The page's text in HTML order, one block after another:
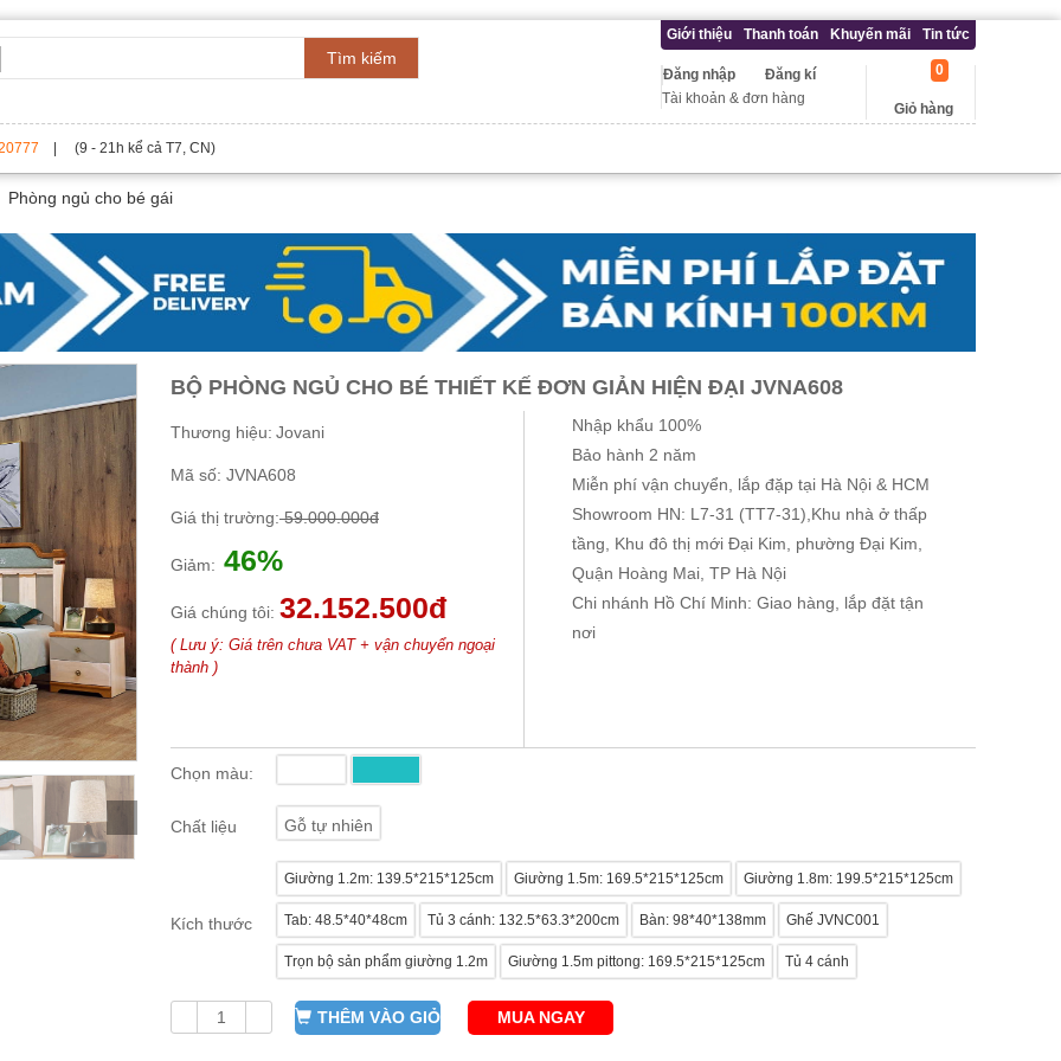
Tìm kiếm
Giới thiệu Thanh toán Khuyến mãi Tin tức
Đăng kí
Đăng nhập
Tài khoản & đơn hàng
Giỏ hàng
0
| (9 - 21h kể cả T7, CN)
Phòng ngủ cho bé gái
BỘ PHÒNG NGỦ CHO BÉ THIẾT KẾ ĐƠN GIẢN HIỆN ĐẠI JVNA608
Thương hiệu: Jovani
Mã số: JVNA608
Giá thị trường:59.000.000đ
Giảm: 46%
Giá chúng tôi: 32.152.500đ
( Lưu ý: Giá trên chưa VAT + vận chuyển ngoại
thành )
Nhập khẩu 100%
Bảo hành 2 năm
Miễn phí vận chuyển, lắp đặp tại Hà Nội & HCM
Showroom HN: L7-31 (TT7-31),Khu nhà ở thấp
tầng, Khu đô thị mới Đại Kim, phường Đại Kim,
Quận Hoàng Mai, TP Hà Nội
Chi nhánh Hồ Chí Minh: Giao hàng, lắp đặt tận
nơi
Chọn màu:
Chất liệu Gỗ tự nhiên
Kích thước
Giường 1.2m: 139.5*215*125cm Giường 1.5m: 169.5*215*125cm Giường 1.8m: 199.5*215*125cm
Tab: 48.5*40*48cm Tủ 3 cánh: 132.5*63.3*200cm Bàn: 98*40*138mm Ghế JVNC001
Trọn bộ sản phẩm giường 1.2m Giường 1.5m pittong: 169.5*215*125cm Tủ 4 cánh
THÊM VÀO GIỎ MUA NGAY